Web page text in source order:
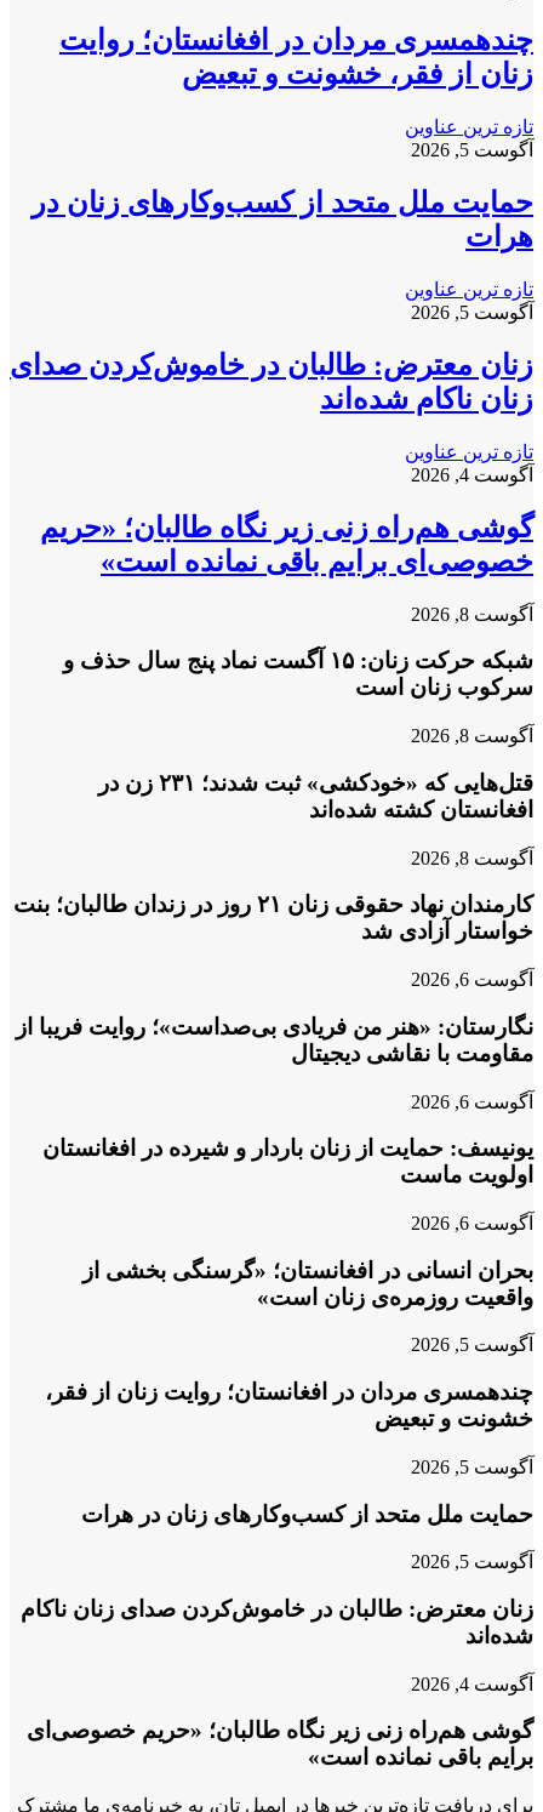
چندهمسری مردان در افغانستان؛ روایت
زنان از فقر، خشونت و تبعیض
تازه ترین عناوین
آگوست 5, 2026
حمایت ملل متحد از کسب‌وکارهای زنان در
هرات
تازه ترین عناوین
آگوست 5, 2026
زنان معترض: طالبان در خاموش‌کردن صدای
زنان ناکام شده‌اند
تازه ترین عناوین
آگوست 4, 2026
گوشی هم‌راه زنی زیر نگاه طالبان؛ «حریم
خصوصی‌ای برایم باقی نمانده است»
آگوست 8, 2026
شبکه حرکت زنان: ۱۵ آگست نماد پنج سال حذف و
سرکوب زنان است
آگوست 8, 2026
قتل‌هایی که «خودکشی» ثبت شدند؛ ۲۳۱ زن در
افغانستان کشته شده‌اند
آگوست 8, 2026
کارمندان نهاد حقوقی زنان ۲۱ روز در زندان طالبان؛ بنت
خواستار آزادی شد
آگوست 6, 2026
نگارستان: «هنر من فریادی بی‌صداست»؛ روایت فریبا از
مقاومت با نقاشی دیجیتال
آگوست 6, 2026
یونیسف: حمایت از زنان باردار و شیرده در افغانستان
اولویت ماست
آگوست 6, 2026
بحران انسانی در افغانستان؛ «گرسنگی بخشی از
واقعیت روزمره‌ی زنان است»
آگوست 5, 2026
چندهمسری مردان در افغانستان؛ روایت زنان از فقر،
خشونت و تبعیض
آگوست 5, 2026
حمایت ملل متحد از کسب‌وکارهای زنان در هرات
آگوست 5, 2026
زنان معترض: طالبان در خاموش‌کردن صدای زنان ناکام
شده‌اند
آگوست 4, 2026
گوشی هم‌راه زنی زیر نگاه طالبان؛ «حریم خصوصی‌ای
برایم باقی نمانده است»
برای دریافت تازه‌ترین خبرها در ایمیل تان، به خبرنامه‌ی ما مشترک